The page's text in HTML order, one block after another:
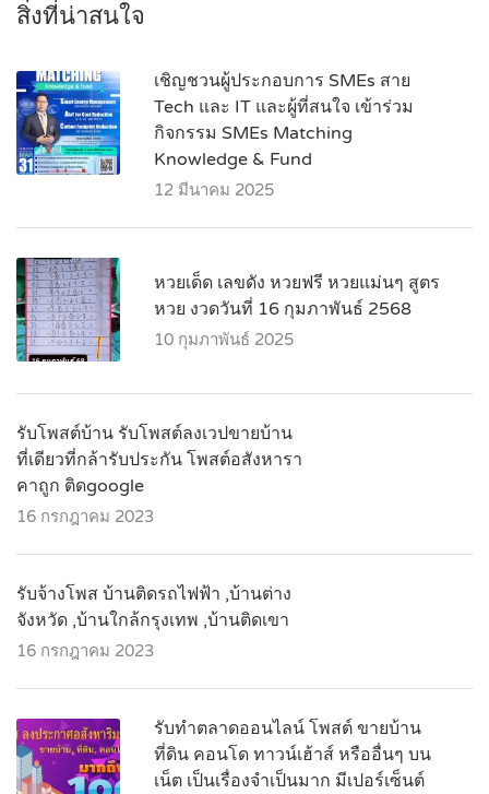
สิ่งที่น่าสนใจ
เชิญชวนผู้ประกอบการ SMEs สาย
Tech และ IT และผู้ที่สนใจ เข้าร่วม
กิจกรรม SMEs Matching
Knowledge & Fund
12 มีนาคม 2025
หวยเด็ด เลขดัง หวยฟรี หวยแม่นๆ สูตร
หวย งวดวันที่ 16 กุมภาพันธ์ 2568
10 กุมภาพันธ์ 2025
รับโพสต์บ้าน รับโพสต์ลงเวปขายบ้าน
ที่เดียวที่กล้ารับประกัน โพสต์อสังหารา
คาถูก ติดgoogle
16 กรกฎาคม 2023
รับจ้างโพส บ้านติดรถไฟฟ้า ,บ้านต่าง
จังหวัด ,บ้านใกล้กรุงเทพ ,บ้านติดเขา
16 กรกฎาคม 2023
รับทำตลาดออนไลน์ โพสต์ ขายบ้าน
ที่ดิน คอนโด ทาวน์เฮ้าส์ หรืออื่นๆ บน
เน็ต เป็นเรื่องจำเป็นมาก มีเปอร์เซ็นต์